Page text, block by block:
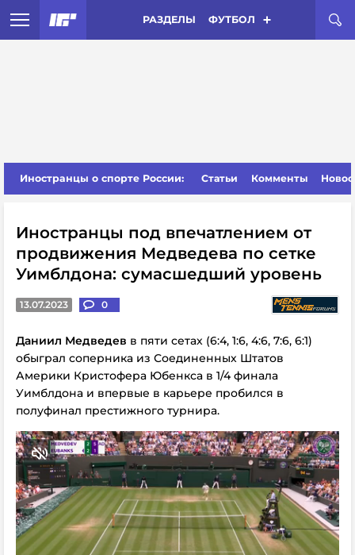
РАЗДЕЛЫ ФУТБОЛ
Иностранцы о спорте России: Статьи Комменты
Иностранцы под впечатлением от
продвижения Медведева по сетке
Уимблдона: сумасшедший уровень
13.07.2023 0
Даниил Медведев в пяти сетах (6:4, 1:6, 4:6, 7:6, 6:1)
обыграл соперника из Соединенных Штатов
Америки Кристофера Юбенкса в 1/4 финала
Уимблдона и впервые в карьере пробился в
полуфинал престижного турнира.